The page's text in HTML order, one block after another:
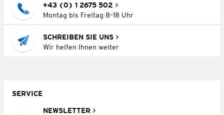
+43 (0) 1 2675 502
Montag bis Freitag 8–18 Uhr
SCHREIBEN SIE UNS
Wir helfen Ihnen weiter
SERVICE
NEWSLETTER